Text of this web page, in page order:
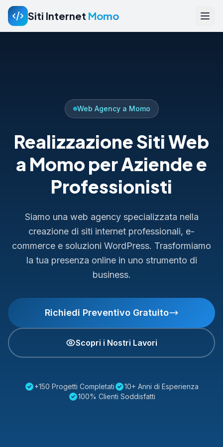
Siti Internet Momo
Web Agency a Momo
Realizzazione Siti Web
a Momo per Aziende e
Professionisti
Siamo una web agency specializzata nella
creazione di siti internet professionali, e-
commerce e soluzioni WordPress. Trasformiamo
la tua presenza online in uno strumento di
business.
Richiedi Preventivo Gratuito
Scopri i Nostri Lavori
+150 Progetti Completati
10+ Anni di Esperienza
100% Clienti Soddisfatti